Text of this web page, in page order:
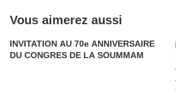
Vous aimerez aussi
INVITATION AU 70e ANNIVERSAIRE
DU CONGRES DE LA SOUMMAM